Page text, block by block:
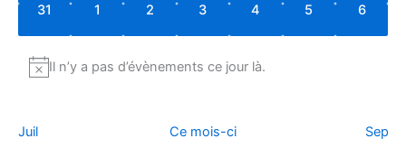
0
31 0
1 0
2 0
3 0
4 0
5 0
6
Notice
Il n’y a pas d’évènements ce jour là.
Juil Ce mois-ci Sep